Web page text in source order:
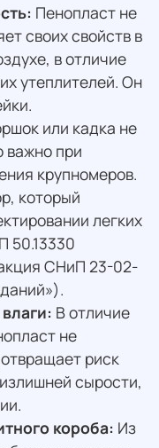
Пенопласт не
своих свойств в
в отличие
утеплителей. Он
или кадка не
важно при
крупномеров.
который
легких
50.13330
СНиП 23-02-
В отличие
не
риск
сырости,
короба: Из